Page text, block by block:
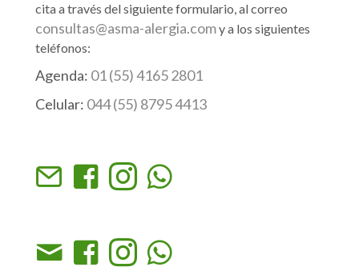
cita a través del siguiente formulario, al correo
consultas@asma-alergia.comy a los siguientes
teléfonos:
Agenda: 01 (55) 4165 2801
Celular: 044 (55) 8795 4413